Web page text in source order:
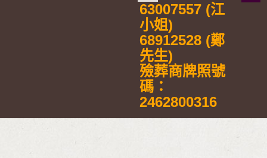
63007557 (江
小姐)
68912528 (鄭
先生)
殮葬商牌照號
碼：
2462800316